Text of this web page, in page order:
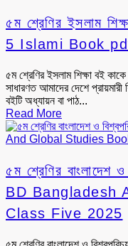
৫ম শ্রেণির ইসলাম
5 Islami Book
৫ম শ্রেণির ইসলাম শিক্ষা বই
সাধারণত আমাদের দেশে প্রায়মারী
বইটি অধ্যায়ন বা পাঠ...
Read More
৫ম শ্রেণির
BD Bangladesh
Class Five 2025